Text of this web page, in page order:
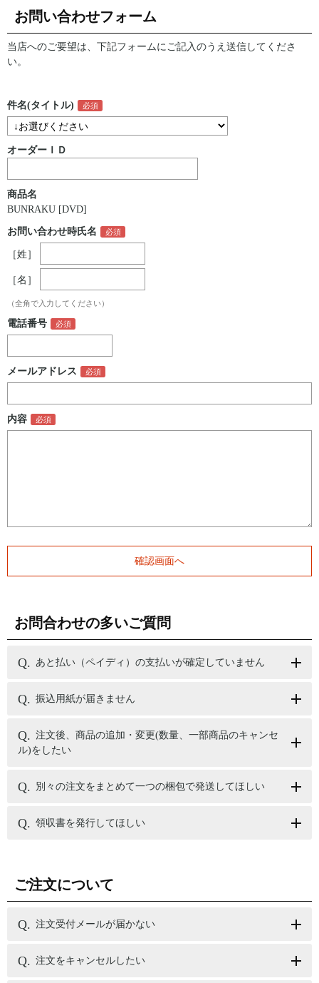
お問い合わせフォーム
当店へのご要望は、下記フォームにご記入のうえ送信してくださ
い。
件名(タイトル)
オーダーＩＤ
商品名
BUNRAKU [DVD]
お問い合わせ時氏名
［姓］
［名］
（全角で入力してください）
電話番号
メールアドレス
内容
お問合わせの多いご質問
あと払い（ペイディ）の支払いが確定していません
振込用紙が届きません
注文後、商品の追加・変更(数量、一部商品のキャンセ
ル)をしたい
別々の注文をまとめて一つの梱包で発送してほしい
領収書を発行してほしい
ご注文について
注文受付メールが届かない
注文をキャンセルしたい